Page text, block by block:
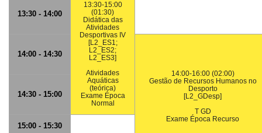
13:30 - 14:00
13:30-15:00
(01:30)
Didática das
Atividades
Desportivas IV
[L2_ES1;
L2_ES2;
L2_ES3]
Atividades
Aquáticas
(teórica)
Exame Época
Normal
14:00 - 14:30
14:00-16:00 (02:00)
Gestão de Recursos Humanos no
Desporto
[L2_GDesp]
T GD
Exame Época Recurso
14:30 - 15:00
15:00 - 15:30